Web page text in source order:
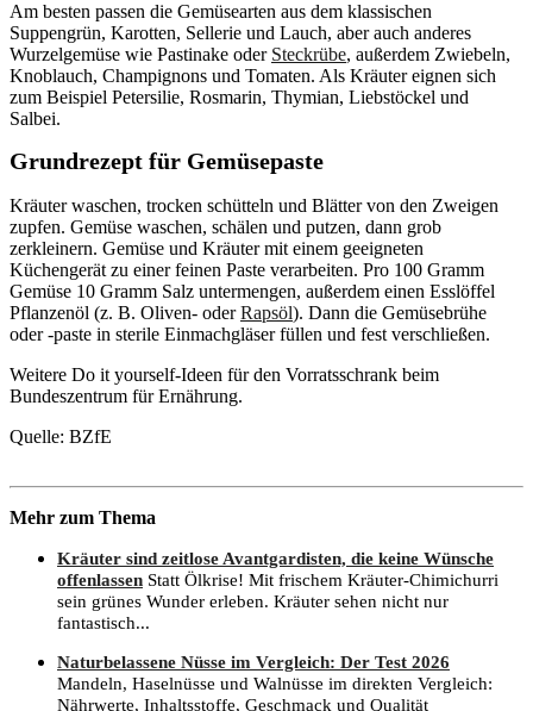
Am besten passen die Gemüsearten aus dem klassischen
Suppengrün, Karotten, Sellerie und Lauch, aber auch anderes
Wurzelgemüse wie Pastinake oder Steckrübe, außerdem Zwiebeln,
Knoblauch, Champignons und Tomaten. Als Kräuter eignen sich
zum Beispiel Petersilie, Rosmarin, Thymian, Liebstöckel und
Salbei.
Grundrezept für Gemüsepaste
Kräuter waschen, trocken schütteln und Blätter von den Zweigen
zupfen. Gemüse waschen, schälen und putzen, dann grob
zerkleinern. Gemüse und Kräuter mit einem geeigneten
Küchengerät zu einer feinen Paste verarbeiten. Pro 100 Gramm
Gemüse 10 Gramm Salz untermengen, außerdem einen Esslöffel
Pflanzenöl (z. B. Oliven- oderRapsöl). Dann die Gemüsebrühe
oder -paste in sterile Einmachgläser füllen und fest verschließen.
Weitere Do it yourself-Ideen für den Vorratsschrank beim
Bundeszentrum für Ernährung.
Quelle: BZfE
Mehr zum Thema
Kräuter sind zeitlose Avantgardisten, die keine Wünsche
offenlassen Statt Ölkrise! Mit frischem Kräuter-Chimichurri
sein grünes Wunder erleben. Kräuter sehen nicht nur
fantastisch...
Naturbelassene Nüsse im Vergleich: Der Test 2026
Mandeln, Haselnüsse und Walnüsse im direkten Vergleich:
Nährwerte, Inhaltsstoffe, Geschmack und Qualität